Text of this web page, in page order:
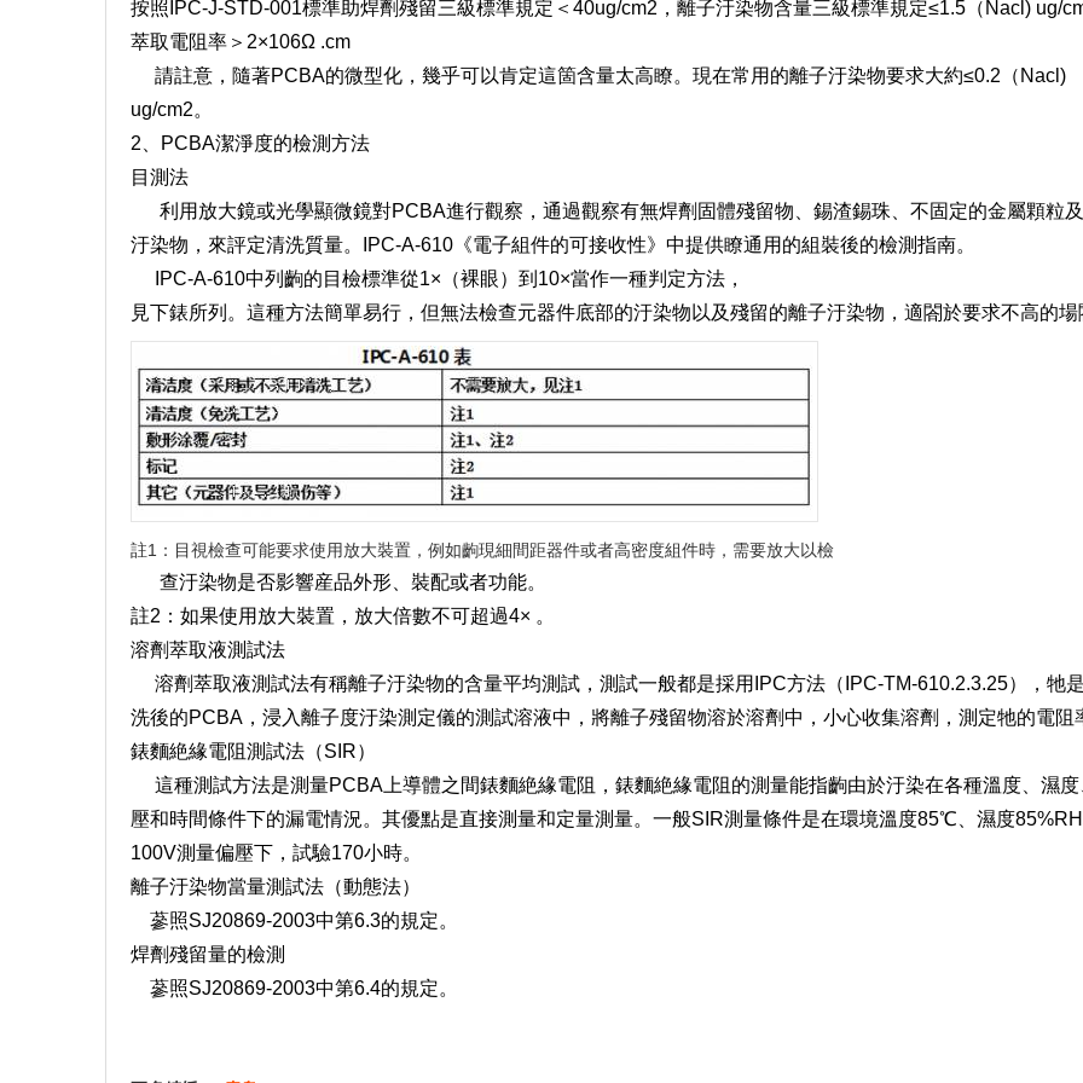
按照IPC-J-STD-001標準助焊劑殘留三級標準規定＜40ug/cm2，離子汙染物含量三級標準規定≤1.5（Nacl) ug/
萃取電阻率＞2×106Ω .cm
請註意，隨著PCBA的微型化，幾乎可以肯定這箇含量太高瞭。現在常用的離子汙染物要求大約≤0.2（Nacl)
ug/cm2。
2、PCBA潔淨度的檢測方法
目測法
利用放大鏡或光學顯微鏡對PCBA進行觀察，通過觀察有無焊劑固體殘留物、錫渣錫珠、不固定的金屬顆粒
汙染物，來評定清洗質量。IPC-A-610《電子組件的可接收性》中提供瞭通用的組裝後的檢測指南。
IPC-A-610中列齣的目檢標準從1×（裸眼）到10×當作一種判定方法，
見下錶所列。這種方法簡單易行，但無法檢查元器件底部的汙染物以及殘留的離子汙染物，適閤於要求不高的場
註1：目視檢查可能要求使用放大裝置，例如齣現細間距器件或者高密度組件時，需要放大以檢
查汙染物是否影響産品外形、裝配或者功能。
註2：如果使用放大裝置，放大倍數不可超過4× 。
溶劑萃取液測試法
溶劑萃取液測試法有稱離子汙染物的含量平均測試，測試一般都是採用IPC方法（IPC-TM-610.2.3.25），牠
洗後的PCBA，浸入離子度汙染測定儀的測試溶液中，將離子殘留物溶於溶劑中，小心收集溶劑，測定牠的電阻
錶麵絶緣電阻測試法（SIR）
這種測試方法是測量PCBA上導體之間錶麵絶緣電阻，錶麵絶緣電阻的測量能指齣由於汙染在各種溫度、濕度
壓和時間條件下的漏電情況。其優點是直接測量和定量測量。一般SIR測量條件是在環境溫度85℃、濕度
100V測量偏壓下，試驗170小時。
離子汙染物當量測試法（動態法）
蔘照SJ20869-2003中第6.3的規定。
焊劑殘留量的檢測
蔘照SJ20869-2003中第6.4的規定。